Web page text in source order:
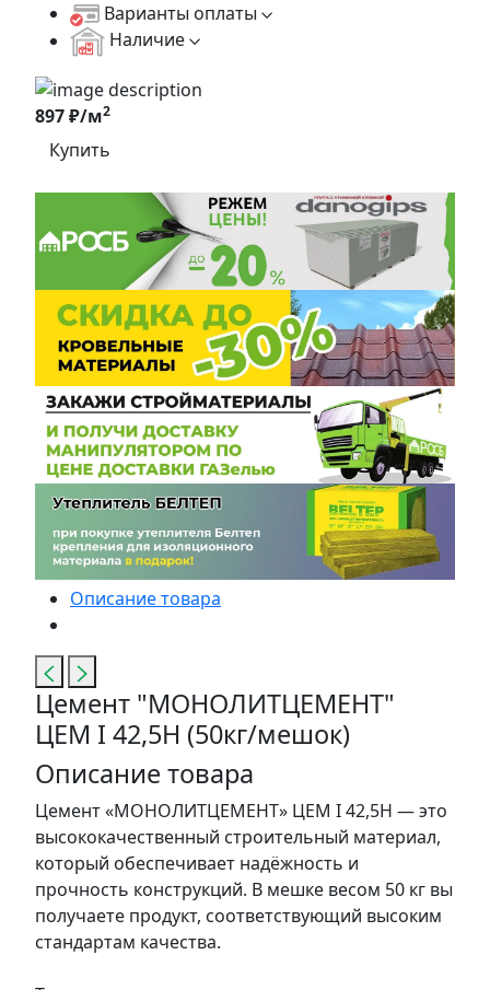
Варианты оплаты
Наличие
897 ₽/м2
Купить
Описание товара
Цемент "МОНОЛИТЦЕМЕНТ"
ЦЕМ I 42,5Н (50кг/мешок)
Описание товара
Цемент «МОНОЛИТЦЕМЕНТ» ЦЕМ I 42,5Н — это
высококачественный строительный материал,
который обеспечивает надёжность и
прочность конструкций. В мешке весом 50 кг вы
получаете продукт, соответствующий высоким
стандартам качества.